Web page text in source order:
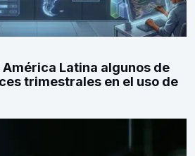
Latina algunos de
trimestrales en el uso de